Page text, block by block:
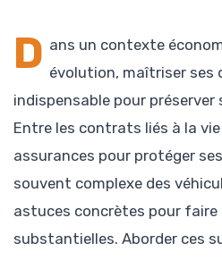
D ans un contexte
évolution, maîtriser ses
indispensable pour préserver
Entre les contrats liés à la
assurances pour protéger
souvent complexe des
astuces concrètes pour faire
substantielles. Aborder ces